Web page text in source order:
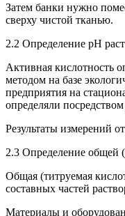
Затем банки нужно
сверху чистой тканью.
2.2 Определение рН
Активная кислотность
методом на базе
предприятия на
определяли
Результаты измерений
2.3 Определение общей
Общая (титруемая
составных частей
Материалы и